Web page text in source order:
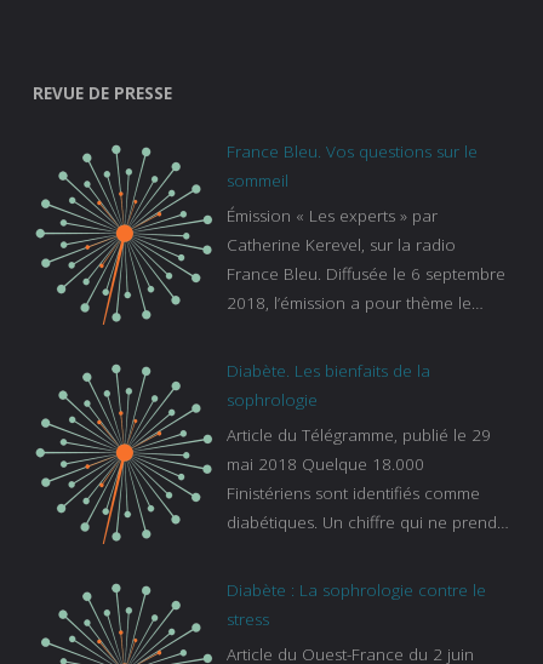
REVUE DE PRESSE
France Bleu. Vos questions sur le
sommeil
Émission « Les experts » par
Catherine Kerevel, sur la radio
France Bleu. Diffusée le 6 septembre
2018, l’émission a pour thème le
bleu :
https://www.francebleu.fr/emissions/l
sur-le-sommeil
Diabète. Les bienfaits de la
sophrologie
Article du Télégramme, publié le 29
mai 2018 Quelque 18.000
Finistériens sont identifiés comme
diabétiques. Un chiffre qui ne prend
s’ignorent. « C’est une pathologie qui
continue à augmenter, souligne
Diabète : La sophrologie contre le
stress
Article du Ouest-France du 2 juin